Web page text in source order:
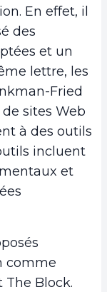
En effet, il
des
et un
lettre, les
Fried
sites Web
à des outils
incluent
et
comme
The Block.